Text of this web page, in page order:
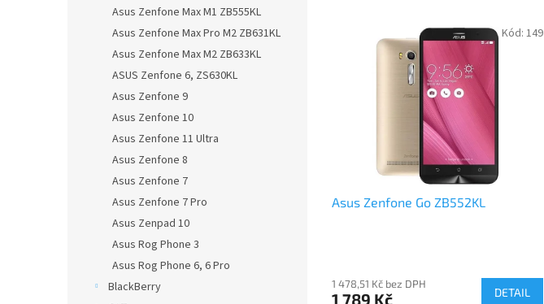
Asus Zenfone Max M1 ZB555KL
Asus Zenfone Max Pro M2 ZB631KL
Asus Zenfone Max M2 ZB633KL
ASUS Zenfone 6, ZS630KL
Asus Zenfone 9
Asus Zenfone 10
Asus Zenfone 11 Ultra
Asus Zenfone 8
Asus Zenfone 7
Asus Zenfone 7 Pro
Asus Zenpad 10
Asus Rog Phone 3
Asus Rog Phone 6, 6 Pro
BlackBerry
Asus Zenfone Go ZB552KL
1 478,51 Kč bez DPH
1 789 Kč DETAIL
Kód: 149